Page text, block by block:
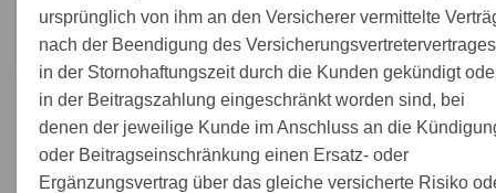
ursprünglich von ihm an den Versicherer vermittelte
nach der Beendigung des Versicherungsvertretervertrages
in der Stornohaftungszeit durch die Kunden gekündigt
in der Beitragszahlung eingeschränkt worden sind, bei
denen der jeweilige Kunde im Anschluss an die
oder Beitragseinschränkung einen Ersatz- oder
Ergänzungsvertrag über das gleiche versicherte Risiko